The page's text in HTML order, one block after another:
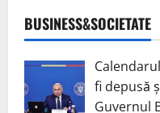
BUSINESS&SOCIETATE
fi depusă
Guvernul